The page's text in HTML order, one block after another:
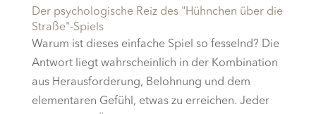
Der psychologische Reiz des "Hühnchen über die
Straße"-Spiels
Warum ist dieses einfache Spiel so fesselnd? Die
Antwort liegt wahrscheinlich in der Kombination
aus Herausforderung, Belohnung und dem
elementaren Gefühl, etwas zu erreichen. Jeder